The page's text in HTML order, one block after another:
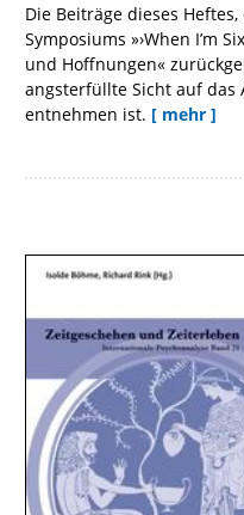
Die Beiträge dieses
Symposiums »›When I’m
und Hoffnungen«
angsterfüllte Sicht auf das
entnehmen ist. [ mehr ]